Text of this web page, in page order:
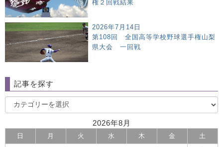
権２回戦結果
2026年7月14日
第108回 全国高等学校野球選手権山梨
県大会 一回戦
記事を探す
2026年8月
日 月 火 水 木 金 土